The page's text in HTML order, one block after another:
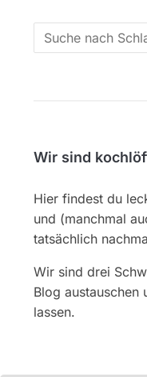
Search
for:
Wir sind
Hier findest du
und (manchmal
tatsächlich
Wir sind drei
Blog austauschen
lassen.